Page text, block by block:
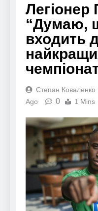
Легіонер
“Думаю,
входить
Степан Коваленко
Ago
0 1 Mins